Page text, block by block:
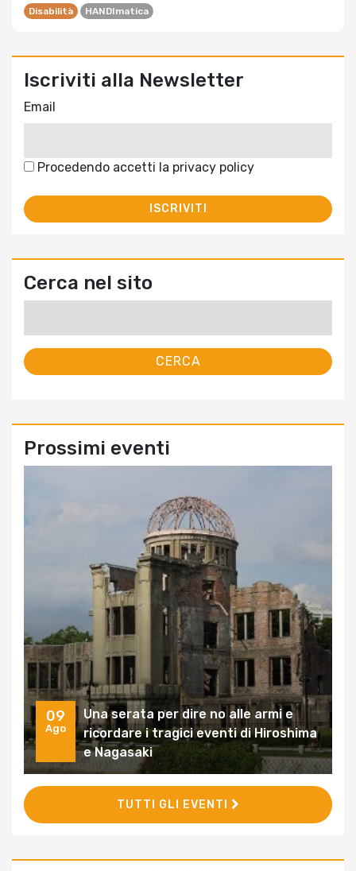
Disabilità HANDImatica
Iscriviti alla Newsletter
Email
Procedendo accetti la privacy policy
Cerca nel sito
Prossimi eventi
09
Ago
Una serata per dire no alle armi e
ricordare i tragici eventi di Hiroshima
e Nagasaki
TUTTI GLI EVENTI